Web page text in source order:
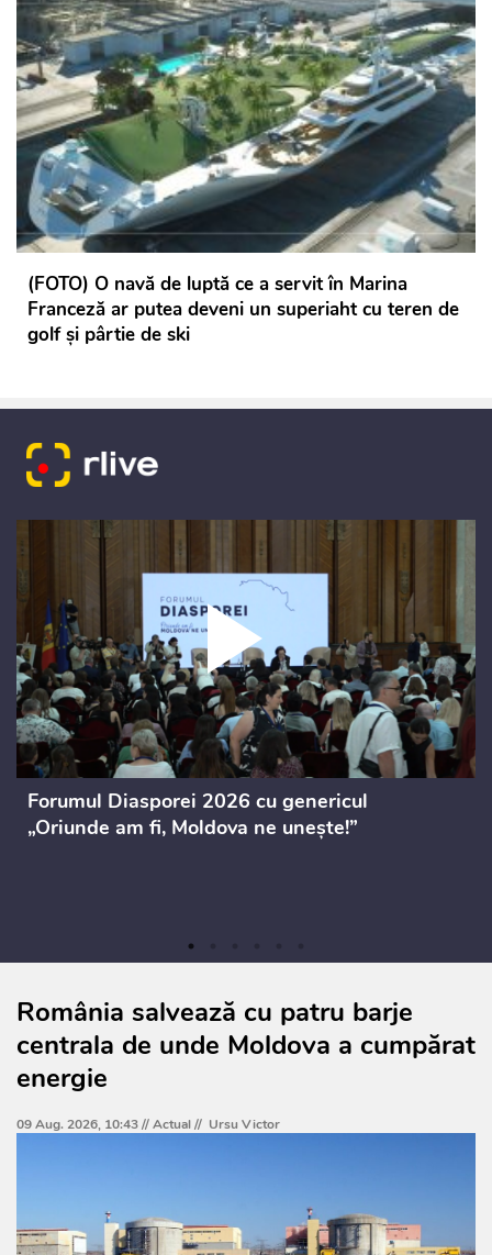
(FOTO) O navă de luptă ce a servit în Marina
Franceză ar putea deveni un superiaht cu teren de
golf și pârtie de ski
Forumul Diasporei 2026 cu genericul
„Oriunde am fi, Moldova ne unește!”
România salvează cu patru barje
centrala de unde Moldova a cumpărat
energie
09 Aug. 2026, 10:43 //Actual// Ursu Victor